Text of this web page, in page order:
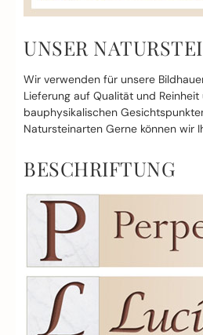
UNSER
Wir verwenden für unsere
Lieferung auf Qualität und
bauphysikalischen
Natursteinarten Gerne können wir
BESCHRIFTUNG